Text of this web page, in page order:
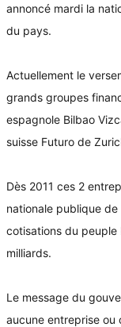
annoncé mardi la
du pays.
Actuellement le
grands groupes
espagnole Bilbao
suisse Futuro de
Dès 2011 ces 2
nationale publique
cotisations du
milliards.
Le message du
aucune entreprise ou